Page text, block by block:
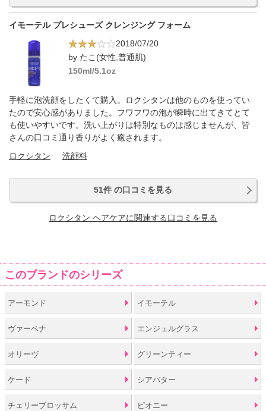
イモーテル プレシューズ クレンジング フォーム
2018/07/20
by たこ(女性,普通肌)
150ml/5.1oz
手軽に泡洗顔をしたくて購入。ロクシタンは他のものを使ってい
たので安心感がありました。フワフワの泡が瞬時に出てきてとて
も使いやすいです。洗い上がりは特別なものは感じませんが、皆
さんの口コミ通り香りがよく癒されます。
ロクシタン
洗顔料
51件 の口コミを見る
ロクシタン ヘアケアに関連する口コミを見る
このブランドのシリーズ
アーモンド イモーテル
ヴァーベナ エンジェルグラス
オリーヴ グリーンティー
ケード シアバター
チェリーブロッサム ピオニー